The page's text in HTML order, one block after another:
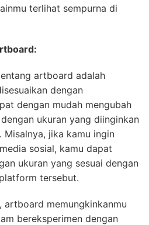
terlihat sempurna di
artboard adalah
dengan
dengan mudah mengubah
ukuran yang diinginkan
Misalnya, jika kamu ingin
sosial, kamu dapat
ukuran yang sesuai dengan
tersebut.
artboard memungkinkanmu
bereksperimen dengan